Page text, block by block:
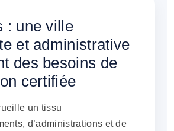
: une ville
et administrative
des besoins de
certifiée
un tissu
d’administrations et de